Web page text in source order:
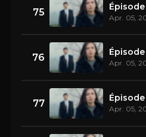
75 Épisode
Apr. 05,
76 Apr. 05,
77 Apr. 05,